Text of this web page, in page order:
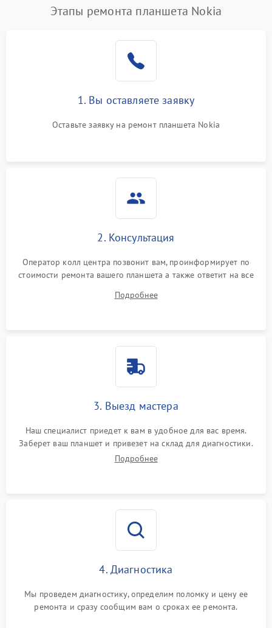
Этапы ремонта планшета Nokia
1. Вы оставляете заявку
Оставьте заявку на ремонт планшета Nokia
2. Консультация
Оператор колл центра позвонит вам, проинформирует по
стоимости ремонта вашего планшета а также ответит на все
Подробнее
3. Выезд мастера
Наш специалист приедет к вам в удобное для вас время.
Заберет ваш планшет и привезет на склад для диагностики.
Подробнее
4. Диагностика
Мы проведем диагностику, определим поломку и цену ее
ремонта и сразу сообщим вам о сроках ее ремонта.